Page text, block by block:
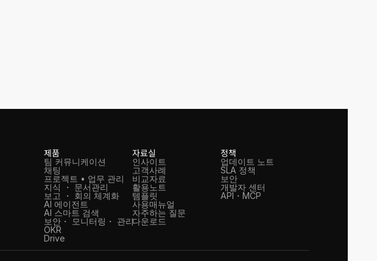
제품
팀 커뮤니케이션
채팅
프로젝트 • 업무 관리
지식 ・ 문서관리
보고 ・ 회의 체계화
AI 에이전트
AI 스마트 검색
보안・ 모니터링・ 관리
OKR
Drive
자료실
인사이트
고객사례
비교자료
활용노트
템플릿
사용매뉴얼
자주하는 질문
다운로드
정책
업데이트 노트
SLA 정책
보안
개발자 센터
API・MCP